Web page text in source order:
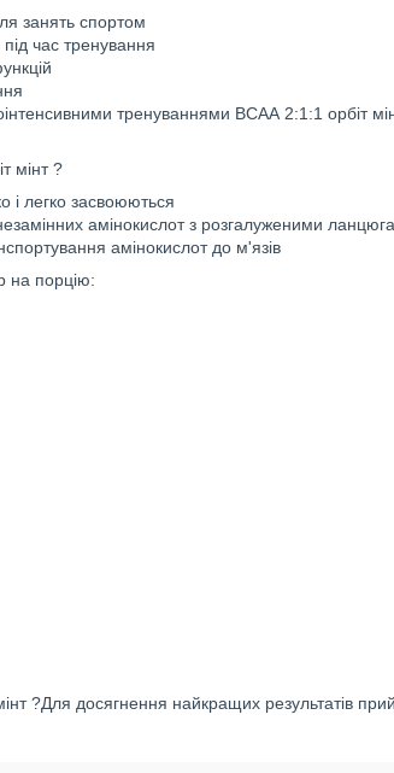
занять спортом
час тренування
тренуваннями ВСАА 2:1:1 орбіт
мінт ?
і легко засвоюються
амінокислот з розгалуженими
амінокислот до м'язів
на порцію:
?Для досягнення найкращих результатів